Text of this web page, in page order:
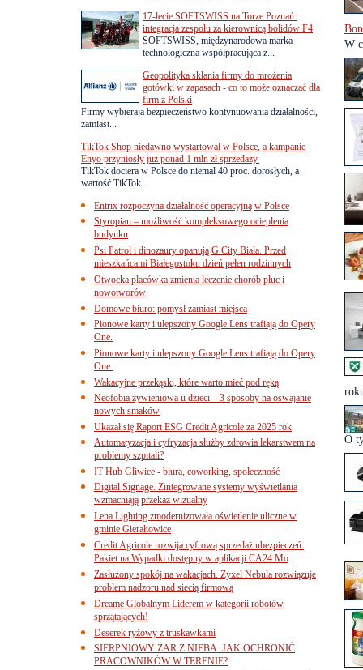
W
O
17-lecie SOFTSWISS na Torze Poznań:
integracja zespołu za kierownicą bolidów F4
SOFTSWISS, międzynarodowa marka
technologiczna współpracująca z...
Geopolityka skłania firmy do mrożenia
gotówki w zapasach - co to może oznaczać dla
firm z Polski
Firmy wybierają bezpieczeństwo kontynuowania działalności,
zamiast...
TikTok Shop niedawno wystartował w Polsce, a kampanie
Enyo przyniosły już ponad 1 mln zł sprzedaży.
TikTok dociera w Polsce do niemal 40 proc. dorosłych, a
wartość TikTok...
Entrix rozpoczyna działalność operacyjną w Polsce
Styropian – możliwość kompleksowego ocieplenia
budynku
Psi Patrol i dinozaury opanują G City Biała. Przed
mieszkańcami Białegostoku dzień pełen rodzinnych
Otwocka placówka zmienia leczenie chorób płuc i
nowotworów
Domowe biuro: pomysł zamiast miejsca
Pionowe karty i ulepszony Google Lens trafiają do Opery
One.
Pionowe karty i ulepszony Google Lens trafiają do Opery
One.
Wakacyjne przekąski, które warto mieć pod ręką
Neofobia żywieniowa u dzieci – 3 sposoby na oswajanie
nowych smaków
Ukazał się Raport ESG Credit Agricole za 2025 rok
Automatyzacja i cyfryzacja służby zdrowia lekarstwem na
problemy szpitali?
IT Hub Gliwice - biura, coworking, społeczność
Digital Signage. Zintegrowane systemy wyświetlania
wzmacniają przekaz wizualny
Lena Lighting zmodernizowała oświetlenie uliczne w
gminie Gierałtowice
Credit Agricole rozwija cyfrową sprzedaż ubezpieczeń.
Pakiet na Wypadki dostępny w aplikacji CA24 Mo
Zasłużony spokój na wakacjach. Zyxel Nebula rozwiązuje
problem nadzoru nad siecią firmową
Dreame Globalnym Liderem w kategorii robotów
sprzątających!
Deserek ryżowy z truskawkami
SIERPNIOWY ŻAR Z NIEBA. JAK OCHRONIĆ
PRACOWNIKÓW W TERENIE?